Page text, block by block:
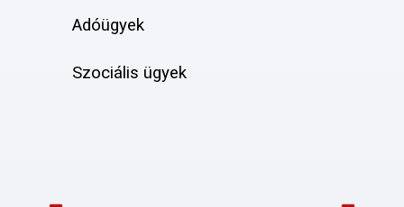
Adóügyek
Szociális ügyek